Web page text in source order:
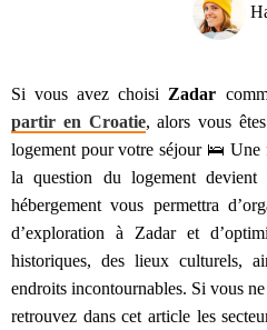
Si vous avez choisi Zadar
partir en Croatie, alors vous
logement pour votre séjour 🛌 Une
la question du logement
hébergement vous permettra
d’exploration à Zadar et
historiques, des lieux culturels,
endroits incontournables. Si vous ne
retrouvez dans cet article les